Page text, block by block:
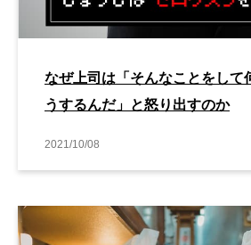
なぜ上司は「そんなことをして
うするんだ」と怒り出すのか
2021/10/08